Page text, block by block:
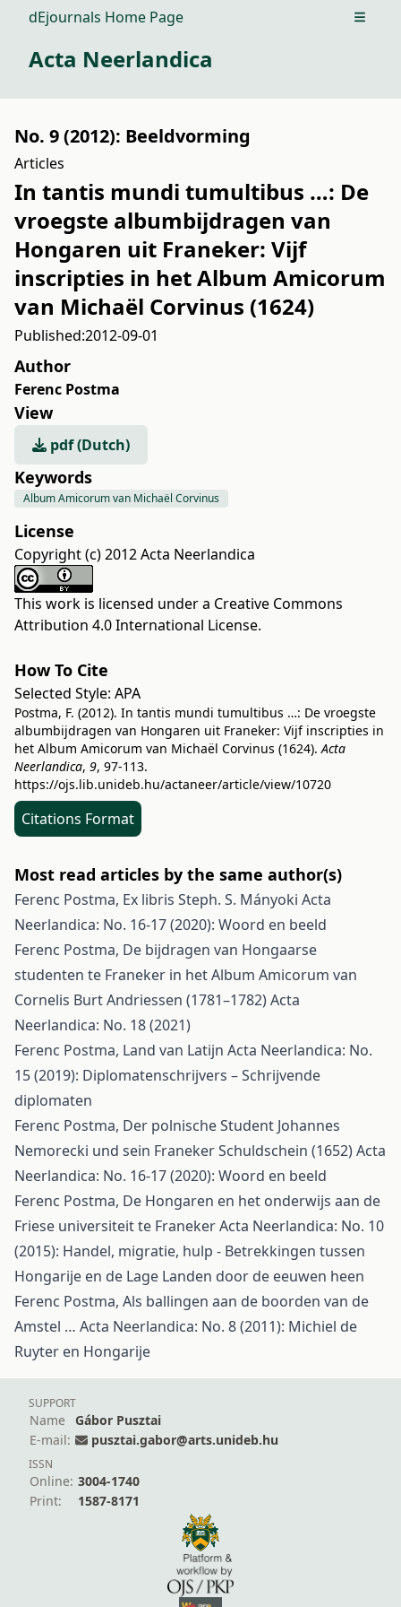
dEjournals Home Page Open
Acta Neerlandica
No. 9 (2012): Beeldvorming
Articles
In tantis mundi tumultibus …: De
vroegste albumbijdragen van
Hongaren uit Franeker: Vijf
inscripties in het Album Amicorum
van Michaël Corvinus (1624)
Published:2012-09-01
Author
Ferenc Postma
View
pdf (Dutch)
Keywords
Album Amicorum van Michaël Corvinus
License
Copyright (c) 2012 Acta Neerlandica
This work is licensed under a Creative Commons
Attribution 4.0 International License.
How To Cite
Selected Style: APA
Postma, F. (2012). In tantis mundi tumultibus …: De vroegste
albumbijdragen van Hongaren uit Franeker: Vijf inscripties in
het Album Amicorum van Michaël Corvinus (1624).Acta
Neerlandica, 9, 97-113.
https://ojs.lib.unideb.hu/actaneer/article/view/10720
Citations Format
Most read articles by the same author(s)
Ferenc Postma, Ex libris Steph. S. Mányoki Acta
Neerlandica: No. 16-17 (2020): Woord en beeld
Ferenc Postma, De bijdragen van Hongaarse
studenten te Franeker in het Album Amicorum van
Cornelis Burt Andriessen (1781–1782)Acta
Neerlandica: No. 18 (2021)
Ferenc Postma, Land van Latijn Acta Neerlandica: No.
15 (2019): Diplomatenschrijvers – Schrijvende
diplomaten
Ferenc Postma, Der polnische Student Johannes
Nemorecki und sein Franeker Schuldschein (1652)Acta
Neerlandica: No. 16-17 (2020): Woord en beeld
Ferenc Postma, De Hongaren en het onderwijs aan de
Friese universiteit te FranekerActa Neerlandica: No. 10
(2015): Handel, migratie, hulp - Betrekkingen tussen
Hongarije en de Lage Landen door de eeuwen heen
Ferenc Postma, Als ballingen aan de boorden van de
Amstel … Acta Neerlandica: No. 8 (2011): Michiel de
Ruyter en Hongarije
SUPPORT
Name
Gábor Pusztai
E-mail:
pusztai.gabor@arts.unideb.hu
ISSN
Online: 3004-1740
Print:
1587-8171